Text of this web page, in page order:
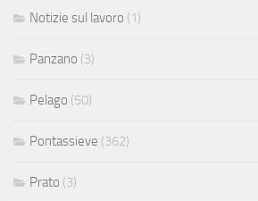
Notizie sul lavoro (1)
Panzano (3)
Pelago (50)
Pontassieve (362)
Prato (3)